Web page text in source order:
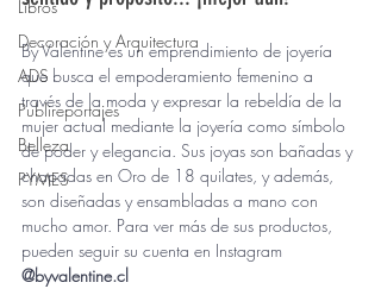
Libros
Decoración y Arquitectura
ADS
Publireportajes
Belleza
PYMES
By Valentine es un emprendimiento de joyería
que busca el empoderamiento femenino a
través de la moda y expresar la rebeldía de la
mujer actual mediante la joyería como símbolo
de poder y elegancia. Sus joyas son bañadas y
chapadas en Oro de 18 quilates, y además,
son diseñadas y ensambladas a mano con
mucho amor. Para ver más de sus productos,
pueden seguir su cuenta en Instagram
@byvalentine.cl